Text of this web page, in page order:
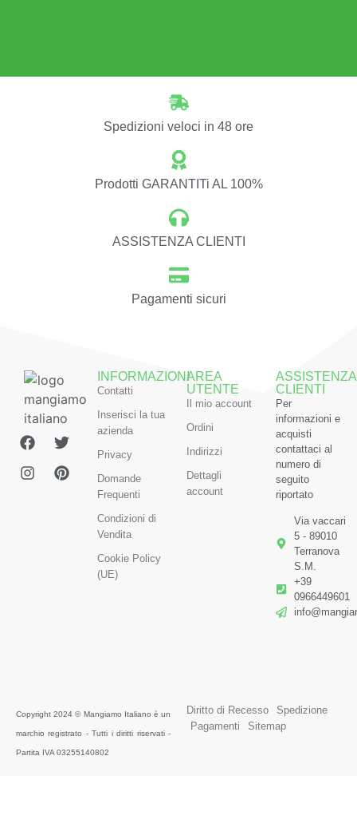
Spedizioni veloci in 48 ore
Prodotti GARANTITi AL 100%
ASSISTENZA CLIENTI
Pagamenti sicuri
INFORMAZIONI
Contatti
Inserisci la tua
azienda
Privacy
Domande
Frequenti
Condizioni di
Vendita
Cookie Policy
(UE)
AREA
UTENTE
Il mio account
Ordini
Indirizzi
Dettagli
account
ASSISTENZA
CLIENTI
Per
informazioni e
acquisti
contattaci al
numero di
seguito
riportato
Via vaccari
5 - 89010
Terranova
S.M.
+39
0966449601
Copyright 2024 © Mangiamo Italiano è un
marchio registrato - Tutti i diritti riservati -
Partita IVA 03255140802
Diritto di Recesso
Spedizione
Pagamenti
Sitemap